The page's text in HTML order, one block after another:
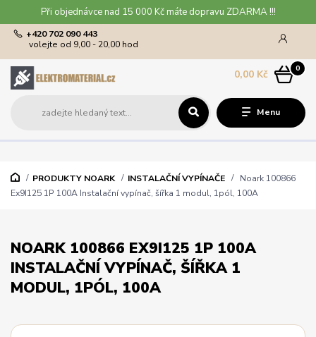
Při objednávce nad 15 000 Kč máte dopravu ZDARMA !!!
Menu
+420 702 090 443
volejte od 9,00 - 20,00 hod
0
0,00 Kč
PRODUKTY NOARK INSTALAČNÍ VYPÍNAČE
Noark 100866
Ex9I125 1P 100A Instalační vypínač, šířka 1 modul, 1pól, 100A
NOARK 100866 EX9I125 1P 100A
INSTALAČNÍ VYPÍNAČ, ŠÍŘKA 1
MODUL, 1PÓL, 100A